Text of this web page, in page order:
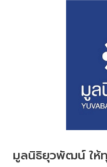
มูลนิธิยุวพัฒน์ ให้ทุ